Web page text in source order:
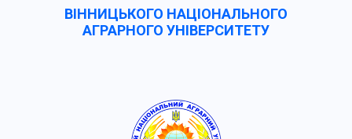
ВІННИЦЬКОГО НАЦІОНАЛЬНОГО
АГРАРНОГО УНІВЕРCИТЕТУ